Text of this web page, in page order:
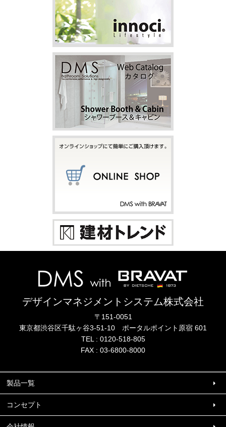
デザインマネジメントシステム株式会社
〒151-0051
東京都渋谷区千駄ヶ谷3-51-10 ポータルポイント 原宿 601
TEL : 0120-518-805
FAX : 03-6800-8000
製品一覧
コンセプト